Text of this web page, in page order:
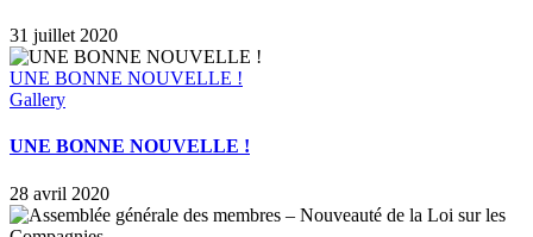
31 juillet 2020
UNE BONNE NOUVELLE !
Gallery
UNE BONNE NOUVELLE !
28 avril 2020